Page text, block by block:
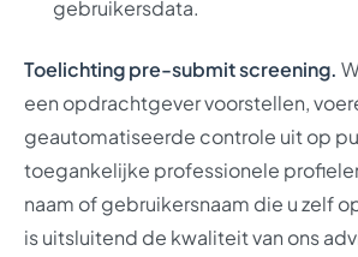
gebruikersdata.
Toelichting pre-submit screening.
een opdrachtgever voorstellen,
geautomatiseerde controle uit op
toegankelijke professionele
naam of gebruikersnaam die u zelf
is uitsluitend de kwaliteit van ons